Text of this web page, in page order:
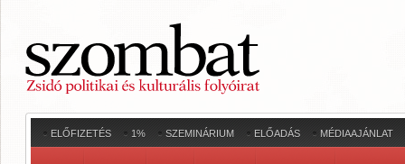
ELŐFIZETÉS 1% SZEMINÁRIUM ELŐADÁS MÉDIAAJÁNLAT